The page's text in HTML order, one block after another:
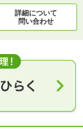
詳細について
問い合わせ